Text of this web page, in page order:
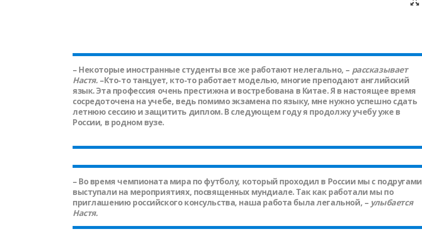
– Некоторые иностранные студенты все же работают нелегально, – рассказывает
Настя. –Кто-то танцует, кто-то работает моделью, многие преподают английский
язык. Эта профессия очень престижна и востребована в Китае. Я в настоящее время
сосредоточена на учебе, ведь помимо экзамена по языку, мне нужно успешно сдать
летнюю сессию и защитить диплом. В следующем году я продолжу учебу уже в
России, в родном вузе.
– Во время чемпионата мира по футболу, который проходил в России мы с подругами
выступали на мероприятиях, посвященных мундиале. Так как работали мы по
приглашению российского консульства, наша работа была легальной, – улыбается
Настя.